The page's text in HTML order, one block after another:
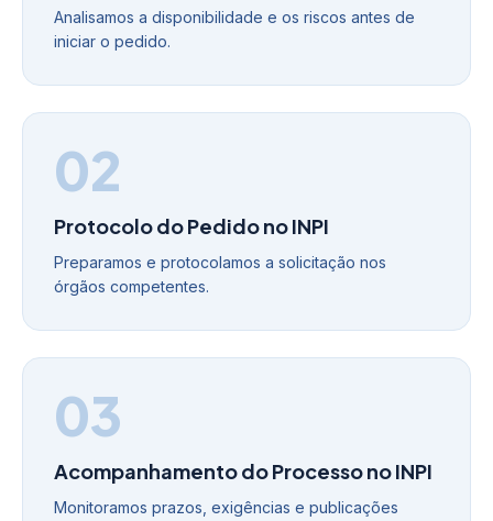
Analisamos a disponibilidade e os riscos antes de
iniciar o pedido.
02
Protocolo do Pedido no INPI
Preparamos e protocolamos a solicitação nos
órgãos competentes.
03
Acompanhamento do Processo no INPI
Monitoramos prazos, exigências e publicações